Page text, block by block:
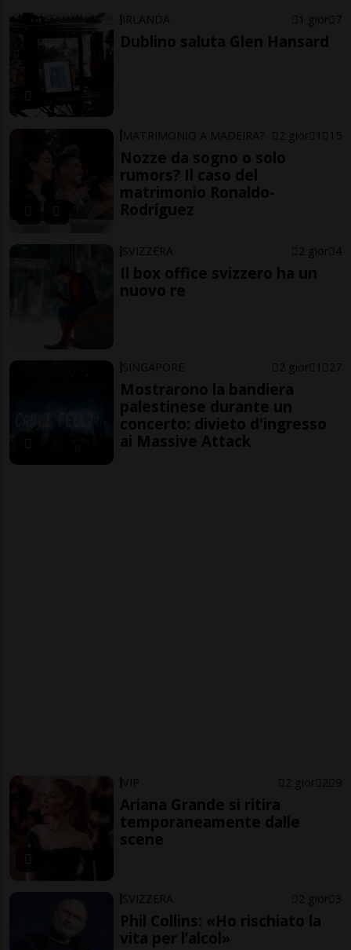
IRLANDA 1 gior 7
Dublino saluta Glen Hansard
MATRIMONIO A MADEIRA? 2 gior 1 15
Nozze da sogno o solo
rumors? Il caso del
matrimonio Ronaldo-
Rodríguez
SVIZZERA 2 gior 4
Il box office svizzero ha un
nuovo re
SINGAPORE 2 gior 1 27
Mostrarono la bandiera
palestinese durante un
concerto: divieto d'ingresso
ai Massive Attack
VIP 2 gior 2 9
Ariana Grande si ritira
temporaneamente dalle
scene
SVIZZERA 2 gior 3
Phil Collins: «Ho rischiato la
vita per l’alcol»